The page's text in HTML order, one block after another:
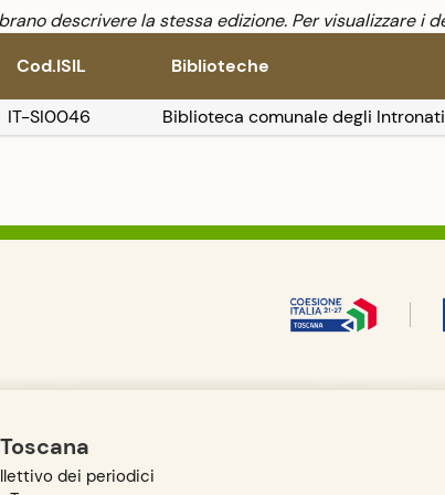
descrivere la stessa edizione. Per visualizzare i
Cod.ISIL Biblioteche
IT-SI0046 Biblioteca comunale degli
dei periodici